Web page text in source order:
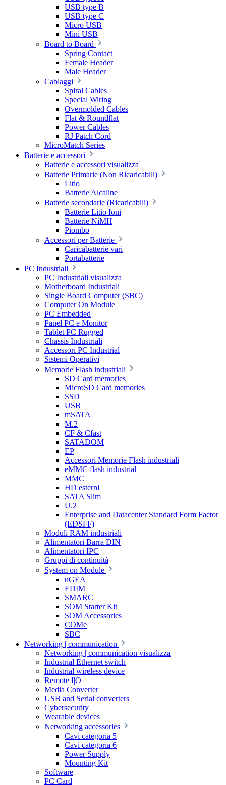
USB type B
USB type C
Micro USB
Mini USB
Board to Board
Spring Contact
Female Header
Male Header
Cablaggi
Spiral Cables
Special Wiring
Overmolded Cables
Flat & Roundflat
Power Cables
RJ Patch Cord
MicroMatch Series
Batterie e accessori
Batterie e accessori visualizza
Batterie Primarie (Non Ricaricabili)
Litio
Batterie Alcaline
Batterie secondarie (Ricaricabili)
Batterie Litio Ioni
Batterie NiMH
Piombo
Accessori per Batterie
Caricabatterie vari
Portabatterie
PC Industriali
PC Industriali visualizza
Motherboard Industriali
Single Board Computer (SBC)
Computer On Module
PC Embedded
Panel PC e Monitor
Tablet PC Rugged
Chassis Industriali
Accessori PC Industrial
Sistemi Operativi
Memorie Flash industriali
SD Card memories
MicroSD Card memories
SSD
USB
mSATA
M.2
CF & Cfast
SATADOM
EP
Accessori Memorie Flash industriali
eMMC flash industrial
MMC
HD esterni
SATA Slim
U.2
Enterprise and Datacenter Standard Form Factor
(EDSFF)
Moduli RAM industriali
Alimentatori Barra DIN
Alimentatori IPC
Gruppi di continuità
System on Module
uGEA
EDIM
SMARC
SOM Starter Kit
SOM Accessories
COMe
SBC
Networking | communication
Networking | communication visualizza
Industrial Ethernet switch
Industrial wireless device
Remote I|O
Media Converter
USB and Serial converters
Cybersecurity
Wearable devices
Networking accessories
Cavi categoria 5
Cavi categoria 6
Power Supply
Mounting Kit
Software
PC Card